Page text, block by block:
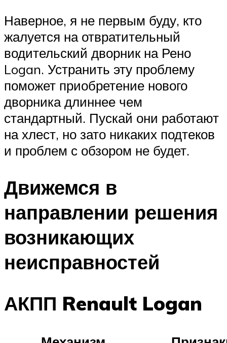
Наверное, я не первым буду, кто
жалуется на отвратительный
водительский дворник на Рено
Logan. Устранить эту проблему
поможет приобретение нового
дворника длиннее чем
стандартный. Пускай они работают
на хлест, но зато никаких подтеков
и проблем с обзором не будет.
Движемся в
направлении решения
возникающих
неисправностей
АКПП Renault Logan